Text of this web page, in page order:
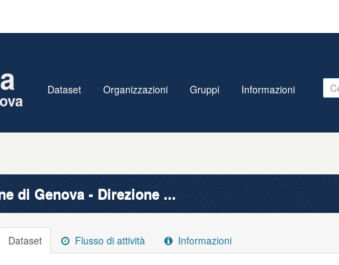
Dataset Organizzazioni Gruppi Informazioni
di Genova - Direzione ...
Dataset Flusso di attività Informazioni